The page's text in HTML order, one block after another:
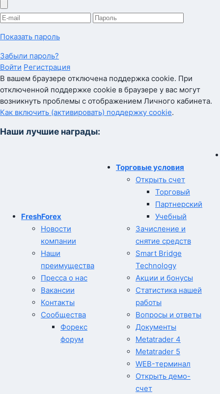
Показать пароль
Забыли пароль?
Войти Регистрация
В вашем браузере отключена поддержка cookie. При
отключенной поддержке cookie в браузере у вас могут
возникнуть проблемы с отображением Личного кабинета.
Как включить (активировать) поддержку cookie.
Наши лучшие награды:
FreshForex
Новости
компании
Наши
преимущества
Пресса о нас
Вакансии
Контакты
Сообщества
Форекс
форум
Торговые условия
Открыть счет
Торговый
Партнерский
Учебный
Зачисление и
снятие средств
Smart Bridge
Technology
Акции и бонусы
Статистика нашей
работы
Вопросы и ответы
Документы
Metatrader 4
Metatrader 5
WEB-терминал
Открыть демо-
счет